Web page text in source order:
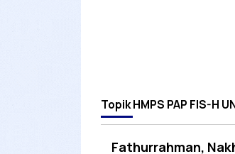
TopikHMPS PAP FIS-H
Fathurrahman,